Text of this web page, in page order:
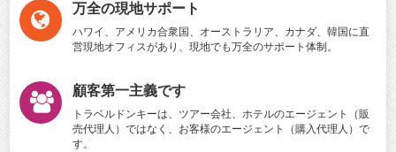
万全の現地サポート
ハワイ、アメリカ合衆国、オーストラリア、カナダ、韓国に直
営現地オフィスがあり、現地でも万全のサポート体制。
顧客第一主義です
トラベルドンキーは、ツアー会社、ホテルのエージェント（販
売代理人）ではなく、お客様のエージェント（購入代理人）で
す。